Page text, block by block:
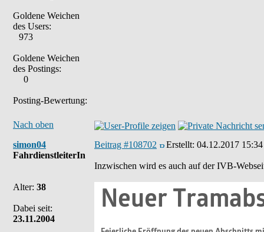
Goldene Weichen
des Users:
973
Goldene Weichen
des Postings:
0
Posting-Bewertung:
Nach oben
simon04
FahrdienstleiterIn
Alter: 38
Dabei seit:
23.11.2004
Beitrag #108702 Erstellt: 04.12.2017 15:34
Inzwischen wird es auch auf der IVB-